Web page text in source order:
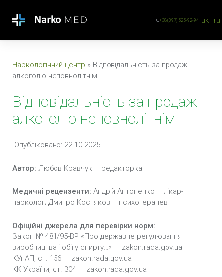
+38 (097) 525-92-94 uk ru
Наркологічний центр » Відповідальність за продаж
алкоголю неповнолітнім
Відповідальність за продаж
алкоголю неповнолітнім
Опубліковано: 22.10.2025
Автор: Любов Кравчук – редакторка
Медичні рецензенти: Андрій Антоненко – лікар-
нарколог; Дмитро Костяков – психотерапевт
Офіційні джерела для перевірки норм:
Закон № 481/95-ВР «Про державне регулювання
виробництва і обігу спирту…» — zakon.rada.gov.ua
КУпАП, ст. 156 — zakon.rada.gov.ua
КК України, ст. 304 — zakon.rada.gov.ua